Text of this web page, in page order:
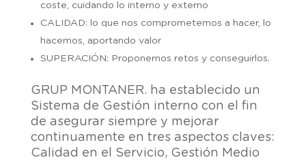
coste, cuidando lo interno y externo
CALIDAD: lo que nos comprometemos a hacer, lo
hacemos, aportando valor
SUPERACIÓN : Proponernos retos y conseguirlos.
GRUP MONTANER. ha establecido un
Sistema de Gestión interno con el fin
de asegurar siempre y mejorar
continuamente en tres aspectos claves:
Calidad en el Servicio, Gestión Medio